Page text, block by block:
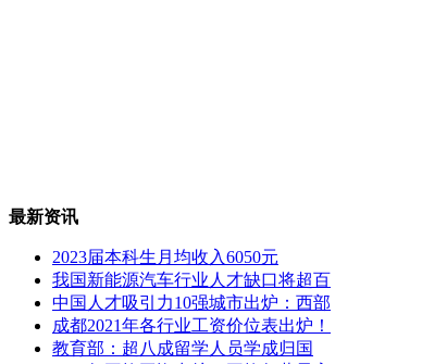
最新资讯
2023届本科生月均收入6050元
我国新能源汽车行业人才缺口将超百
中国人才吸引力10强城市出炉：西部
成都2021年各行业工资价位表出炉！
教育部：超八成留学人员学成归国